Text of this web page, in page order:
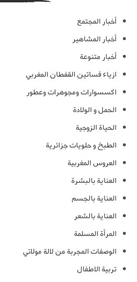
أخبار المجتمع
أخبار المشاهير
أخبار متنوعة
ازياء فساتين القفطان المغربي
اكسسوارات ومجوهرات وعطور
الحمل و الولادة
الحياة الزوجية
الطبخ و حلويات جزائرية
العروس المغربية
العناية بالبشرة
العناية بالجسم
العناية بالشعر
المرأة المسلمة
الوصفات المجربة من لالة مولاتي
تربية الاطفال